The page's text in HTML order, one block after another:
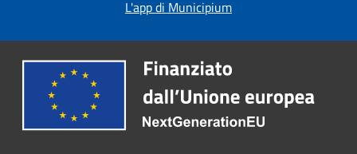
L'app di Municipium